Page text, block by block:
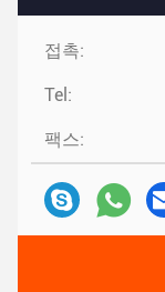
접촉:
Tel:
팩스: